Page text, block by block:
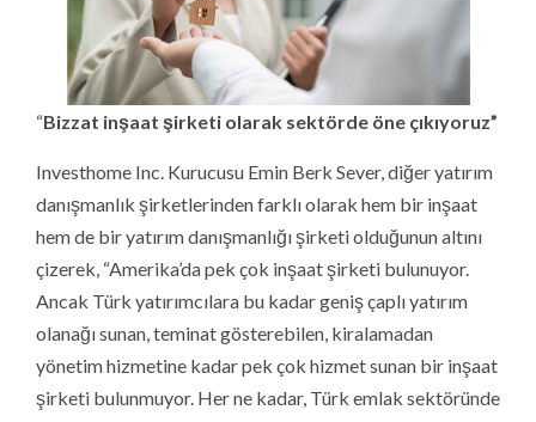
“Bizzat inşaat şirketi olarak sektörde öne çıkıyoruz”
Investhome Inc. Kurucusu Emin Berk Sever, diğer yatırım
danışmanlık şirketlerinden farklı olarak hem bir inşaat
hem de bir yatırım danışmanlığı şirketi olduğunun altını
çizerek, “Amerika’da pek çok inşaat şirketi bulunuyor.
Ancak Türk yatırımcılara bu kadar geniş çaplı yatırım
olanağı sunan, teminat gösterebilen, kiralamadan
yönetim hizmetine kadar pek çok hizmet sunan bir inşaat
şirketi bulunmuyor. Her ne kadar, Türk emlak sektöründe